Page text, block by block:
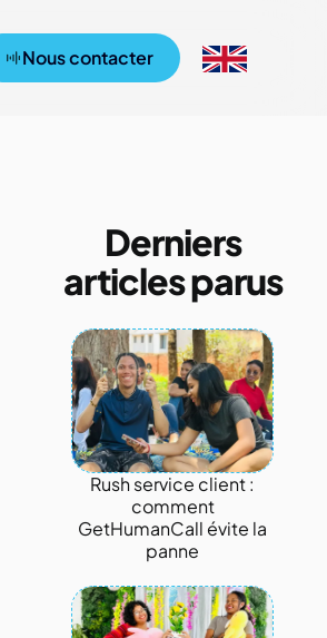
Nous contacter
Derniers
articles parus
Rush service client :
comment
GetHumanCall évite la
panne